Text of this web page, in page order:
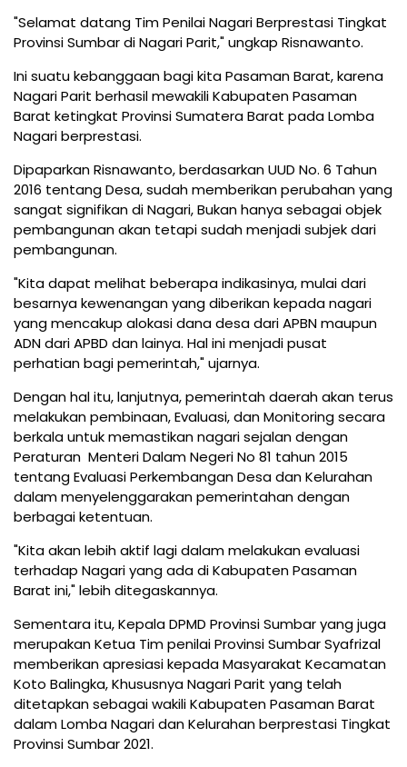
"Selamat datang Tim Penilai Nagari Berprestasi Tingkat
Provinsi Sumbar di Nagari Parit," ungkap Risnawanto.
Ini suatu kebanggaan bagi kita Pasaman Barat, karena
Nagari Parit berhasil mewakili Kabupaten Pasaman
Barat ketingkat Provinsi Sumatera Barat pada Lomba
Nagari berprestasi.
Dipaparkan Risnawanto, berdasarkan UUD No. 6 Tahun
2016 tentang Desa, sudah memberikan perubahan yang
sangat signifikan di Nagari, Bukan hanya sebagai objek
pembangunan akan tetapi sudah menjadi subjek dari
pembangunan.
"Kita dapat melihat beberapa indikasinya, mulai dari
besarnya kewenangan yang diberikan kepada nagari
yang mencakup alokasi dana desa dari APBN maupun
ADN dari APBD dan lainya. Hal ini menjadi pusat
perhatian bagi pemerintah," ujarnya.
Dengan hal itu, lanjutnya, pemerintah daerah akan terus
melakukan pembinaan, Evaluasi, dan Monitoring secara
berkala untuk memastikan nagari sejalan dengan
Peraturan Menteri Dalam Negeri No 81 tahun 2015
tentang Evaluasi Perkembangan Desa dan Kelurahan
dalam menyelenggarakan pemerintahan dengan
berbagai ketentuan.
"Kita akan lebih aktif lagi dalam melakukan evaluasi
terhadap Nagari yang ada di Kabupaten Pasaman
Barat ini," lebih ditegaskannya.
Sementara itu, Kepala DPMD Provinsi Sumbar yang juga
merupakan Ketua Tim penilai Provinsi Sumbar Syafrizal
memberikan apresiasi kepada Masyarakat Kecamatan
Koto Balingka, Khususnya Nagari Parit yang telah
ditetapkan sebagai wakili Kabupaten Pasaman Barat
dalam Lomba Nagari dan Kelurahan berprestasi Tingkat
Provinsi Sumbar 2021.